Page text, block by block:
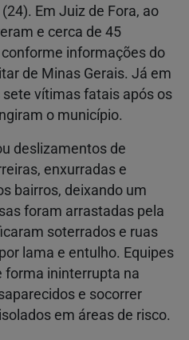
Em Juiz de Fora, ao
e cerca de 45
informações do
de Minas Gerais. Já em
vítimas fatais após os
o município.
deslizamentos de
enxurradas e
bairros, deixando um
foram arrastadas pela
soterrados e ruas
lama e entulho. Equipes
forma ininterrupta na
e socorrer
em áreas de risco.